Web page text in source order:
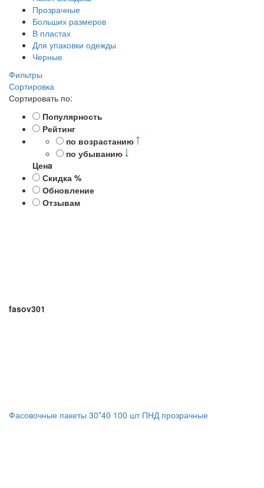
Прозрачные
Больших размеров
В пластах
Для упаковки одежды
Черные
Фильтры
Сортировка
Сортировать по:
Популярность
Рейтинг
по возрастанию
по убыванию
Ценa
Скидка %
Обновление
Отзывам
fasov301
Фасовочные пакеты 30*40 100 шт ПНД прозрачные